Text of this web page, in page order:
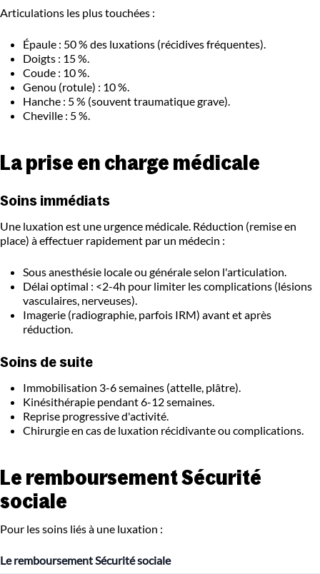
Articulations les plus touchées :
Épaule : 50 % des luxations (récidives fréquentes).
Doigts : 15 %.
Coude : 10 %.
Genou (rotule) : 10 %.
Hanche : 5 % (souvent traumatique grave).
Cheville : 5 %.
La prise en charge médicale
Soins immédiats
Une luxation est une urgence médicale. Réduction (remise en
place) à effectuer rapidement par un médecin :
Sous anesthésie locale ou générale selon l'articulation.
Délai optimal : <2-4h pour limiter les complications (lésions
vasculaires, nerveuses).
Imagerie (radiographie, parfois IRM) avant et après
réduction.
Soins de suite
Immobilisation 3-6 semaines (attelle, plâtre).
Kinésithérapie pendant 6-12 semaines.
Reprise progressive d'activité.
Chirurgie en cas de luxation récidivante ou complications.
Le remboursement Sécurité
sociale
Pour les soins liés à une luxation :
Le remboursement Sécurité sociale